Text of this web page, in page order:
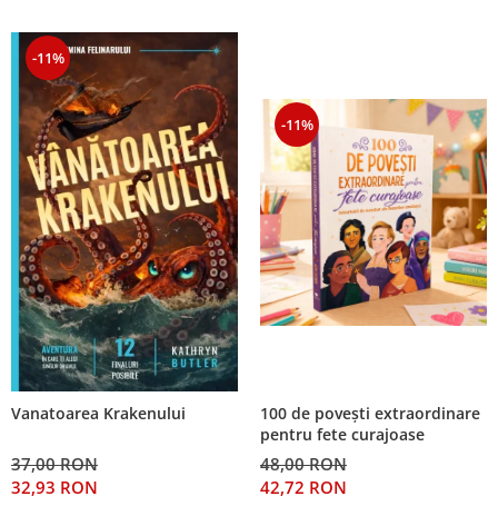
-11%
Vanatoarea Krakenului
37,00 RON
32,93 RON
-11%
100 de povești extraordinare
pentru fete curajoase
48,00 RON
42,72 RON